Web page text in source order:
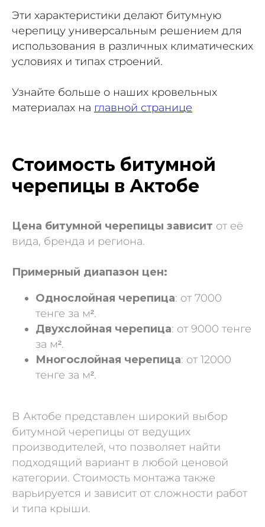
Эти характеристики делают битумную
черепицу универсальным решением для
использования в различных климатических
условиях и типах строений.
Узнайте больше о наших кровельных
материалах на главной странице
Стоимость битумной
черепицы в Актобе
Цена битумной черепицы зависит от её
вида, бренда и региона.
Примерный диапазон цен:
Однослойная черепица: от 7000
тенге за м².
Двухслойная черепица: от 9000 тенге
за м².
Многослойная черепица: от 12000
тенге за м².
В Актобе представлен широкий выбор
битумной черепицы от ведущих
производителей, что позволяет найти
подходящий вариант в любой ценовой
категории. Стоимость монтажа также
варьируется и зависит от сложности работ
и типа крыши.